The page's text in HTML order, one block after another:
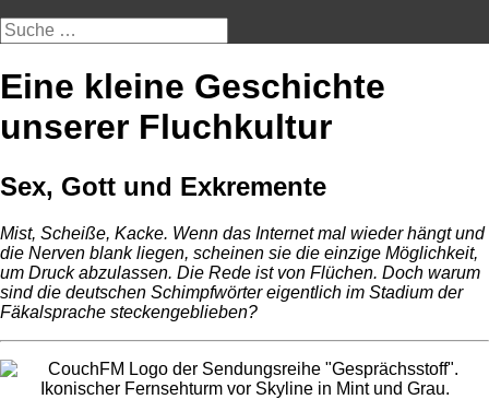
Suche
nach:
Eine kleine Geschichte
unserer Fluchkultur
Sex, Gott und Exkremente
Mist, Scheiße, Kacke. Wenn das Internet mal wieder hängt und
die Nerven blank liegen, scheinen sie die einzige Möglichkeit,
um Druck abzulassen. Die Rede ist von Flüchen. Doch warum
sind die deutschen Schimpfwörter eigentlich im Stadium der
Fäkalsprache steckengeblieben?